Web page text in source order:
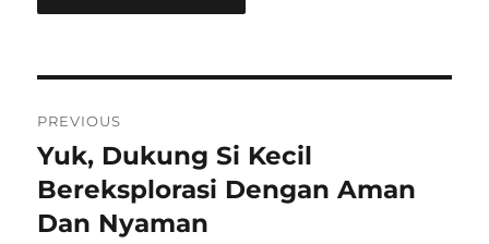
pos
PREVIOUS
Previous
post:
Yuk, Dukung Si Kecil
Bereksplorasi Dengan Aman
Dan Nyaman